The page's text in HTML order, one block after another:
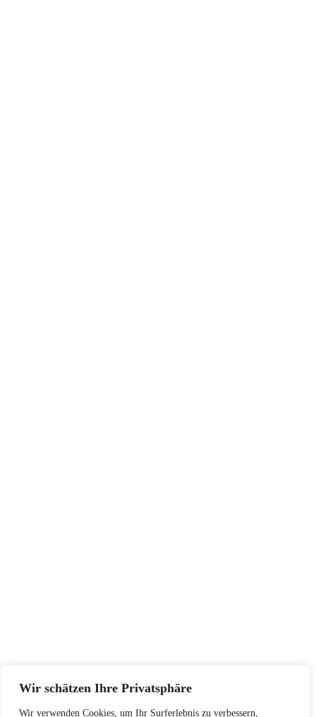
Wir schätzen Ihre Privatsphäre
Wir verwenden Cookies, um Ihr Surferlebnis zu verbessern,